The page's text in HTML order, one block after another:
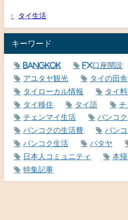
タイ生活
キーワード
Bangkok FX口座開設
アユタヤ観光
タイの田舎
タイローカル情報
タイ
タイ移住
タイ語
チ
チェンマイ生活
バンコク
バンコクの生活費
バン
バンコク生活
パタヤ
日本人コミュニティ
本帰
特集記事